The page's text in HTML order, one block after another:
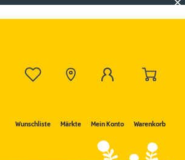
Wunschliste Märkte Mein Konto Warenkorb